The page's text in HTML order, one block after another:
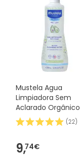
Mustela Agua
Limpiadora Sem
Aclarado Orgânico
500ml
(22)
9,74€